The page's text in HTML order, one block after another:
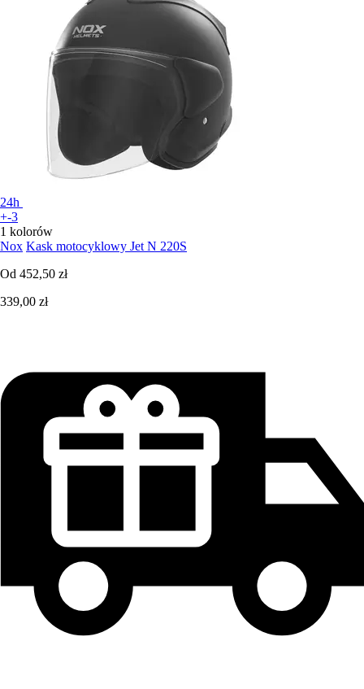
24h
+-3
1 kolorów
Nox Kask motocyklowy Jet N 220S
Od 452,50 zł
339,00 zł